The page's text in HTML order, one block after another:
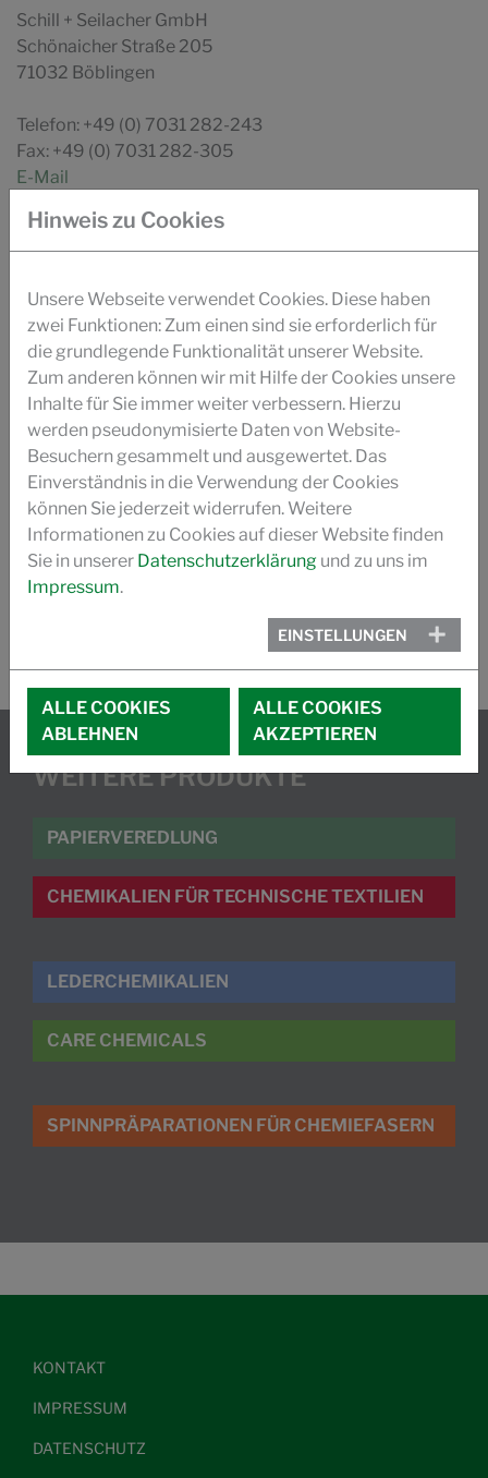
Schill + Seilacher GmbH
Schönaicher Straße 205
71032 Böblingen
Telefon: +49 (0) 7031 282-243
Fax: +49 (0) 7031 282-305
E-Mail
Ihr direkter Kontakt für diesen Bereich:
DOWNLOAD
BROSCHÜRE PAPIER
FLYER FUNCTIONAL COATING
WHITEPAPER- WATERBASED BARRIER COATINGS
WEITERE PRODUKTE
PAPIERVEREDLUNG
CHEMIKALIEN FÜR TECHNISCHE TEXTILIEN
LEDERCHEMIKALIEN
CARE CHEMICALS
SPINNPRÄPARATIONEN FÜR CHEMIEFASERN
KONTAKT
IMPRESSUM
DATENSCHUTZ
Hinweis zu Cookies
Unsere Webseite verwendet Cookies. Diese haben
zwei Funktionen: Zum einen sind sie erforderlich für
die grundlegende Funktionalität unserer Website.
Zum anderen können wir mit Hilfe der Cookies unsere
Inhalte für Sie immer weiter verbessern. Hierzu
werden pseudonymisierte Daten von Website-
Besuchern gesammelt und ausgewertet. Das
Einverständnis in die Verwendung der Cookies
können Sie jederzeit widerrufen. Weitere
Informationen zu Cookies auf dieser Website finden
Sie in unserer Datenschutzerklärung und zu uns im
Impressum.
EINSTELLUNGEN
ALLE COOKIES
ABLEHNEN
ALLE COOKIES
AKZEPTIEREN